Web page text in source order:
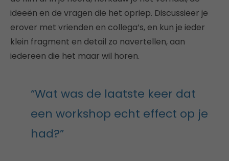
ideeën en de vragen die het opriep. Discussieer je
erover met vrienden en collega’s, en kun je ieder
klein fragment en detail zo navertellen, aan
iedereen die het maar wil horen.
“Wat was de laatste keer dat
een workshop echt effect op je
had?”